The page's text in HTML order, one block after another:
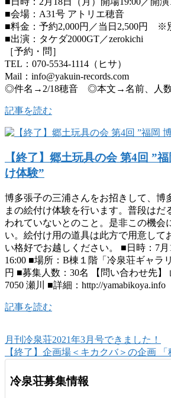
■会場：A31号 アトリエ穂音
■料金：予約2,000円／当日2,500円 ※
■出演：タケダ2000GT／zerokichi
［予約・問］
TEL：070-5534-1114（ヒサ）
Mail：info@yakuin-records.com
◎件名→2/18穂音 ◎本文→名前、人数
記事を読む
【終了】郷土玩具の会 第4回 ”
け体験”
博多張子の三浦さんをお招きして、博
まの絵付け体験を行います。普段はだ
われていないとのこと。是非この機会
い。絵付け用の道具は此方で用意して
い格好でお越しください。 ■日時：7月
16:00 ■場所：B棟１階「冷泉荘ギャラ
円 ■募集人数：30名 【問い合わせ先】
7050 瀬川 ■詳細：http://yamabikoya.info
記事を読む
月刊冷泉荘2021年3月号できました！
【終了】企画場＜キカクバ＞の企画 「
冷泉荘募集情報